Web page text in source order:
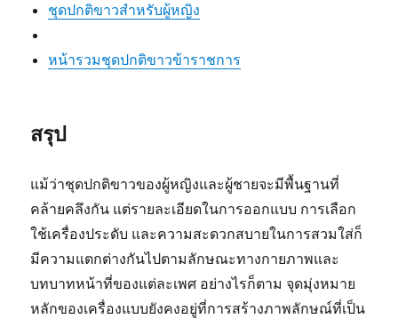
ชุดปกติขาวสำหรับผู้หญิง
หน้ารวมชุดปกติขาวข้าราชการ
สรุป
แม้ว่าชุดปกติขาวของผู้หญิงและผู้ชายจะมีพื้นฐานที่
คล้ายคลึงกัน แต่รายละเอียดในการออกแบบ การเลือก
ใช้เครื่องประดับ และความสะดวกสบายในการสวมใส่ก็
มีความแตกต่างกันไปตามลักษณะทางกายภาพและ
บทบาทหน้าที่ของแต่ละเพศ อย่างไรก็ตาม จุดมุ่งหมาย
หลักของเครื่องแบบยังคงอยู่ที่การสร้างภาพลักษณ์ที่เป็น